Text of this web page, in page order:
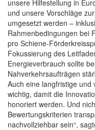
unsere Hilfestellung in
und unsere Vorschläge
umgesetzt werden –
Rahmenbedingungen bei
pro Schiene-
Fokussierung des
Energieverbrauch sollte
Nahverkehrsaufträgen
Auch eine langfristige und
wichtig, damit die
honoriert werden. Und
Bewertungskriterien
nachvollziehbar sein“,